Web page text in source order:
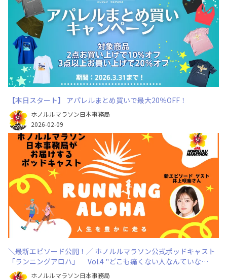
【本日スタート】 アパレルまとめ買いで最大20％OFF！
ホノルルマラソン日本事務局
2026-02-09
＼最新エピソード公開！／ ホノルルマラソン公式ポッドキャスト
「ランニングアロハ」 Vol.4 "どこも痛くない人なんていな
い!”と思え（ゲスト：井上咲楽さん）
ホノルルマラソン日本事務局